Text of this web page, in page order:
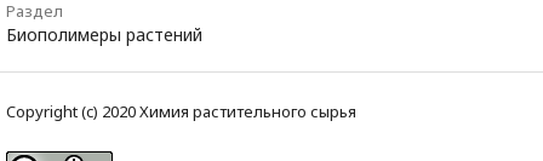
Раздел
Биополимеры растений
Copyright (c) 2020 Химия растительного сырья